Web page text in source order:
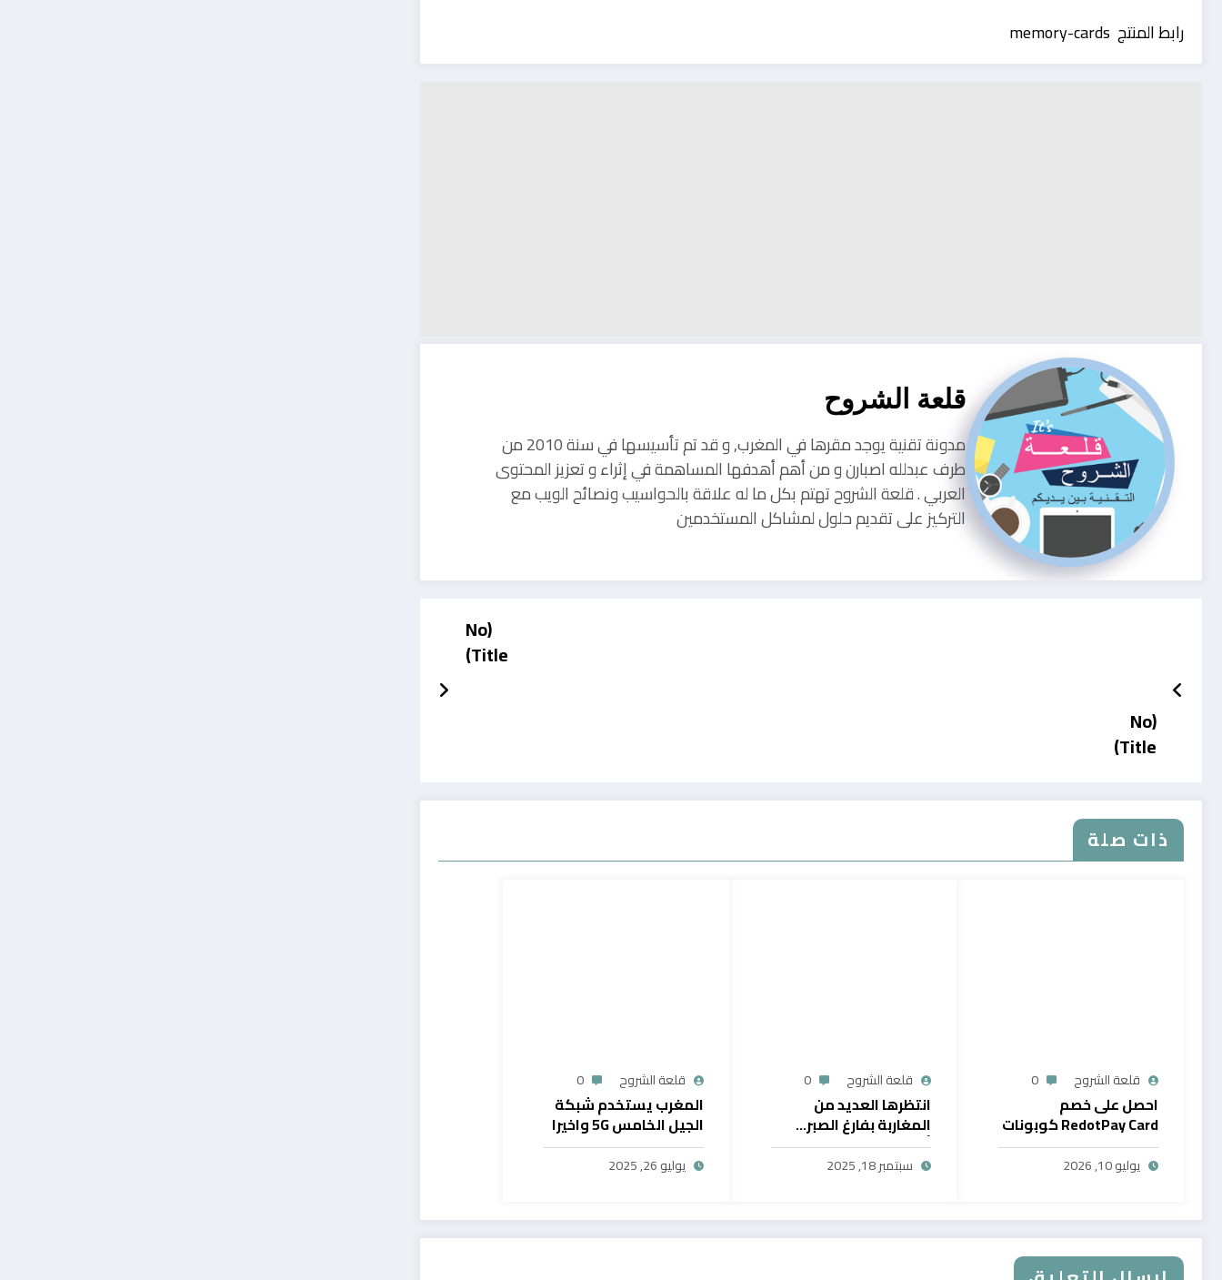
رابط المنتج memory-cards
قلعة الشروح
مدونة تقنية يوجد مقرها في المغرب, و قد تم تأسيسها في سنة 2010 من
طرف عبدلله اصبارن و من أهم أهدفها المساهمة في إثراء و تعزيز المحتوى
العربي . قلعة الشروح تهتم بكل ما له علاقة بالحواسيب ونصائح الويب مع
التركيز على تقديم حلول لمشاكل المستخدمين
(No
Title)
(No
Title)
ذات صلة
قلعة الشروح 0
احصل على خصم
RedotPay Card كوبونات
حصرية
يوليو 10, 2026
قلعة الشروح 0
انتظرها العديد من
المغاربة بفارغ الصبر…
أول خدمة رقمية تتيح
سحب الرصيد من بايبال
سبتمبر 18, 2025
قلعة الشروح 0
المغرب يستخدم شبكة
الجيل الخامس 5G واخيرا
يوليو 26, 2025